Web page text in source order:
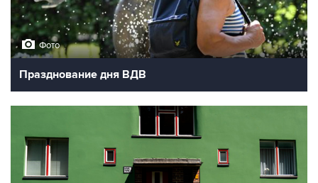
Фото
Празднование дня ВДВ